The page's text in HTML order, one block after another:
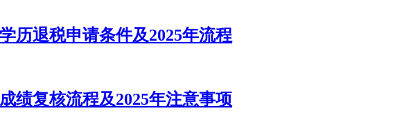
历退税申请条件及2025年流程
绩复核流程及2025年注意事项